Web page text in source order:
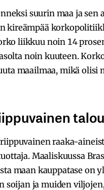
suurin maa ja sen
kireämpää
liikkuu noin 14
noin kuuteen.
maailmaa, mikä olisi
raaka-
Maaliskuussa
maan kauppatase on
soijan ja muiden